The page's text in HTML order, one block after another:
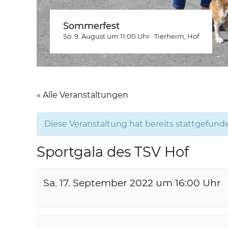
Sommerfest
So. 9. August um 11:00 Uhr ·Tierheim , Hof
« Alle Veranstaltungen
Diese Veranstaltung hat bereits
Sportgala des TSV Hof
Sa. 17. September 2022 um 16:00 Uhr